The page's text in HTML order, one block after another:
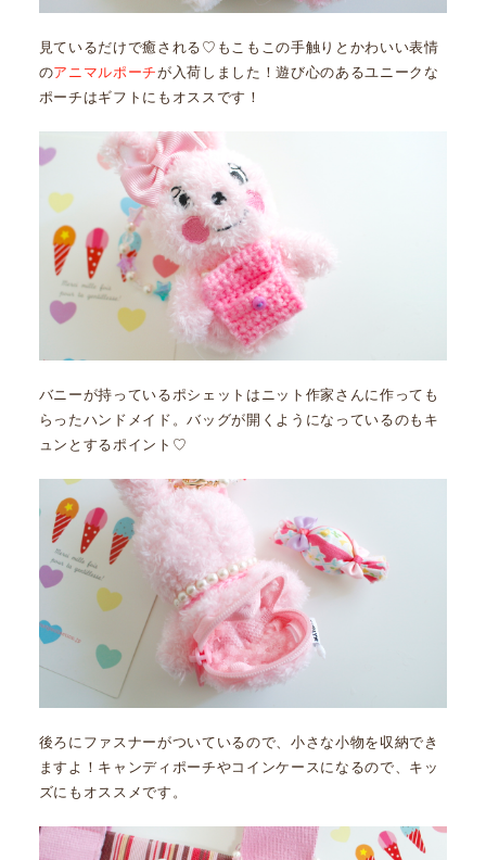
見ているだけで癒される♡もこもこの手触りとかわいい表情
のアニマルポーチが入荷しました！遊び心のあるユニークな
ポーチはギフトにもオススです！
バニーが持っているポシェットはニット作家さんに作っても
らったハンドメイド。バッグが開くようになっているのもキ
ュンとするポイント♡
後ろにファスナーがついているので、小さな小物を収納でき
ますよ！キャンディポーチやコインケースになるので、キッ
ズにもオススメです。